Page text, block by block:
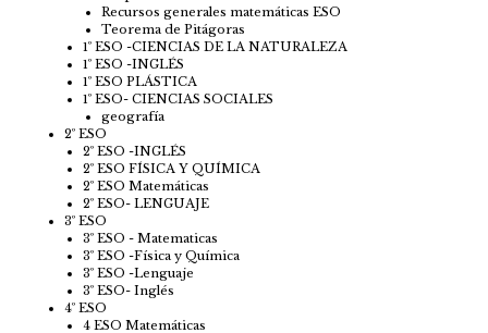
Recursos generales matemáticas ESO
Teorema de Pitágoras
1º ESO -CIENCIAS DE LA NATURALEZA
1º ESO -INGLÉS
1º ESO PLÁSTICA
1º ESO- CIENCIAS SOCIALES
geografía
2º ESO
2º ESO -INGLÉS
2º ESO FÍSICA Y QUÍMICA
2º ESO Matemáticas
2º ESO- LENGUAJE
3º ESO
3º ESO - Matematicas
3º ESO -Física y Química
3º ESO -Lenguaje
3º ESO- Inglés
4º ESO
4 ESO Matemáticas